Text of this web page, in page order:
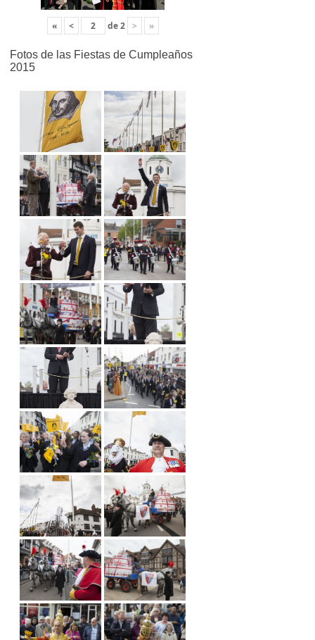
« < de2 > »
Fotos de las Fiestas de Cumpleaños
2015